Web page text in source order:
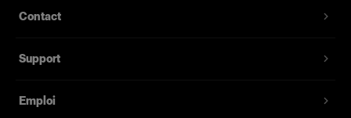
Contact
Support
Emploi